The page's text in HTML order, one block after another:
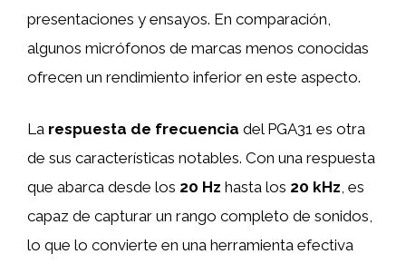
presentaciones y ensayos. En comparación,
algunos micrófonos de marcas menos conocidas
ofrecen un rendimiento inferior en este aspecto.
La respuesta de frecuencia del PGA31 es otra
de sus características notables. Con una respuesta
que abarca desde los 20 Hz hasta los 20 kHz, es
capaz de capturar un rango completo de sonidos,
lo que lo convierte en una herramienta efectiva